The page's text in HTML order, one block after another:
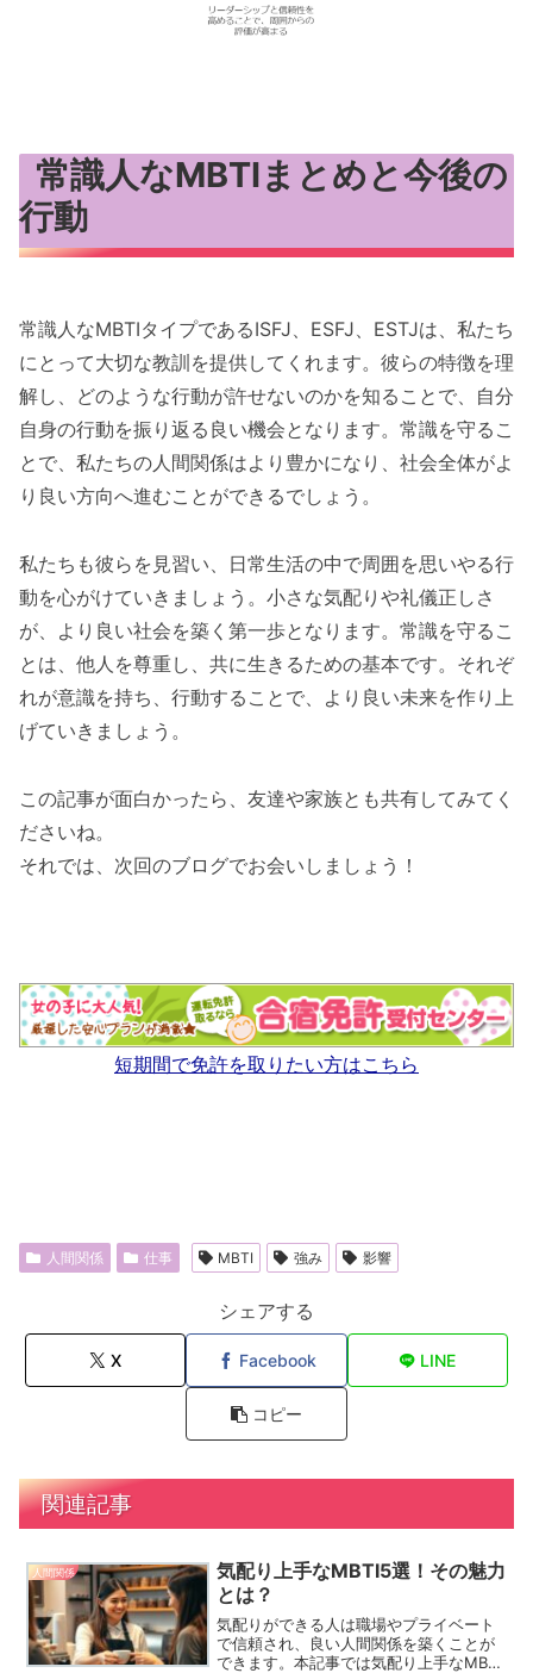
常識人なMBTIまとめと今後の
行動
常識人なMBTIタイプであるISFJ、ESFJ、ESTJは、私たち
にとって大切な教訓を提供してくれます。彼らの特徴を理
解し、どのような行動が許せないのかを知ることで、自分
自身の行動を振り返る良い機会となります。常識を守るこ
とで、私たちの人間関係はより豊かになり、社会全体がよ
り良い方向へ進むことができるでしょう。
私たちも彼らを見習い、日常生活の中で周囲を思いやる行
動を心がけていきましょう。小さな気配りや礼儀正しさ
が、より良い社会を築く第一歩となります。常識を守るこ
とは、他人を尊重し、共に生きるための基本です。それぞ
れが意識を持ち、行動することで、より良い未来を作り上
げていきましょう。
この記事が面白かったら、友達や家族とも共有してみてく
ださいね。
それでは、次回のブログでお会いしましょう！
短期間で免許を取りたい方はこちら
人間関係 仕事 MBTI 強み 影響
シェアする
X Facebook LINE
コピー
関連記事
人間関係
気配り上手なMBTI5選！その魅力
とは？
気配りができる人は職場やプライベート
で信頼され、良い人間関係を築くことが
できます。本記事では気配り上手なMBTI